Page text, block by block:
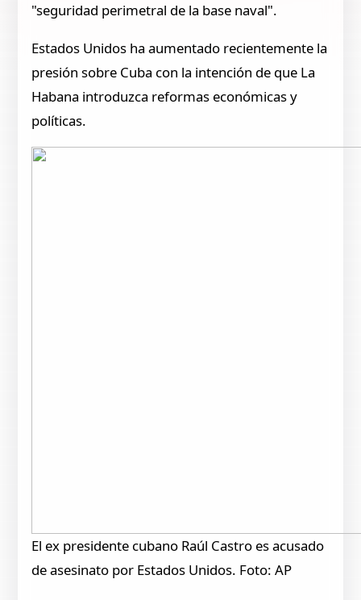
"seguridad perimetral de la base naval".
Estados Unidos ha aumentado recientemente la
presión sobre Cuba con la intención de que La
Habana introduzca reformas económicas y
políticas.
El ex presidente cubano Raúl Castro es acusado
de asesinato por Estados Unidos. Foto: AP